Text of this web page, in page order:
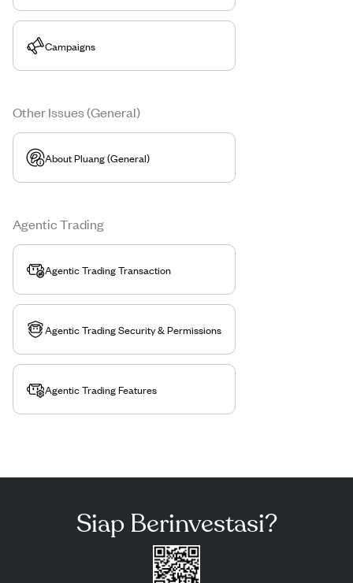
Campaigns
Other Issues (General)
About Pluang (General)
Agentic Trading
Agentic Trading Transaction
Agentic Trading Security & Permissions
Agentic Trading Features
Siap Berinvestasi?